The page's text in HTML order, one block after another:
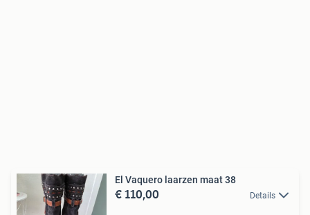
El Vaquero laarzen maat 38
€ 110,00 Details